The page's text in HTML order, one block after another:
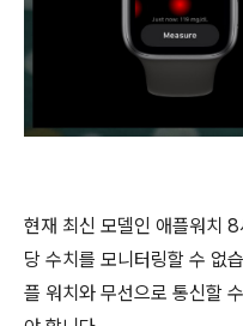
현재 최신 모델인 애플워치
당 수치를 모니터링할 수 없
플 워치와 무선으로 통신할